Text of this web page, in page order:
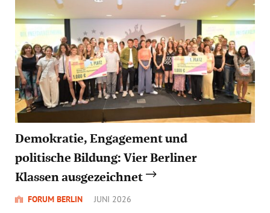
Demokratie, Engagement und
politische Bildung: Vier Berliner
Klassen ausgezeichnet
FORUM BERLIN JUNI 2026